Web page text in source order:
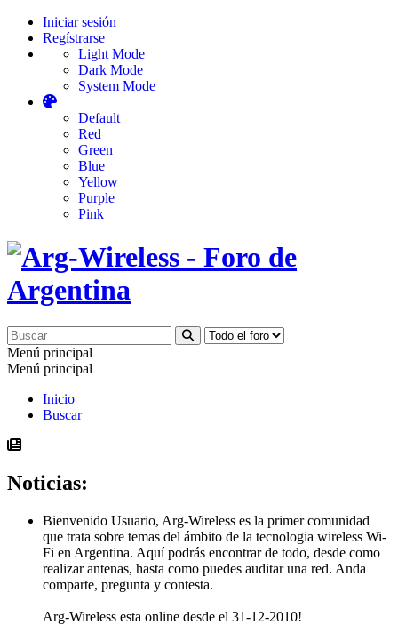
Iniciar sesión
Regístrarse
Light Mode
Dark Mode
System Mode
Default
Red
Green
Blue
Yellow
Purple
Pink
Menú principal
Menú principal
Inicio
Buscar
Noticias:
Bienvenido Usuario, Arg-Wireless es la primer comunidad
que trata sobre temas del ámbito de la tecnologia wireless Wi-
Fi en Argentina. Aquí­ podrás encontrar de todo, desde como
realizar antenas, hasta como puedes auditar una red. Anda
comparte, pregunta y contesta.
Arg-Wireless esta online desde el 31-12-2010!